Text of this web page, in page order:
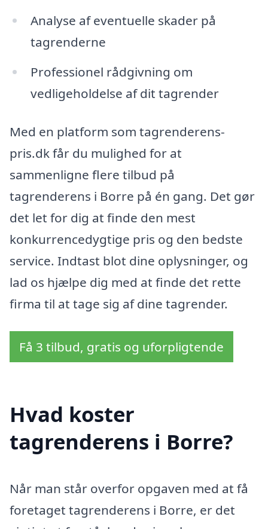
Analyse af eventuelle skader på
tagrenderne
Professionel rådgivning om
vedligeholdelse af dit tagrender
Med en platform som tagrenderens-
pris.dk får du mulighed for at
sammenligne flere tilbud på
tagrenderens i Borre på én gang. Det gør
det let for dig at finde den mest
konkurrencedygtige pris og den bedste
service. Indtast blot dine oplysninger, og
lad os hjælpe dig med at finde det rette
firma til at tage sig af dine tagrender.
Få 3 tilbud, gratis og uforpligtende
Hvad koster
tagrenderens i Borre?
Når man står overfor opgaven med at få
foretaget tagrenderens i Borre, er det